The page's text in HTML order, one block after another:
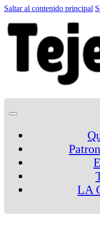
Saltar al contenido principal
LA